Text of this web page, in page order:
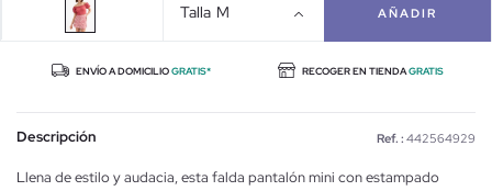
Talla M AÑADIR
ENVÍO A DOMICILIOGRATIS* RECOGER EN TIENDAGRATIS
Descripción Ref. : 442564929
Llena de estilo y audacia, esta falda pantalón mini con estampado